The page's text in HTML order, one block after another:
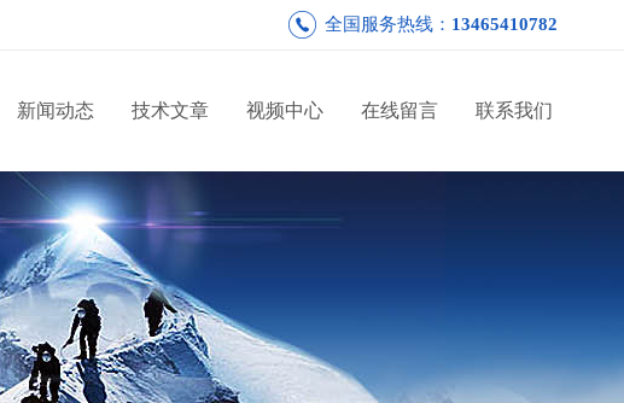
全国服务热线： 13465410782
新闻动态 技术文章 视频中心 在线留言 联系我们